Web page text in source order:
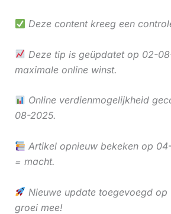
Deze content kreeg een
Deze tip is geüpdatet op 02-
maximale online winst.
Online verdienmogelijkheid
08-2025.
Artikel opnieuw bekeken op
= macht.
Nieuwe update toegevoegd
groei mee!